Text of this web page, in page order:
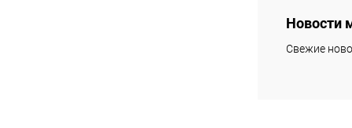
Купить в 1
В избранное
Новости
Свежие